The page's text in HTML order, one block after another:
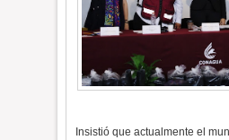
Insistió que actualmente el